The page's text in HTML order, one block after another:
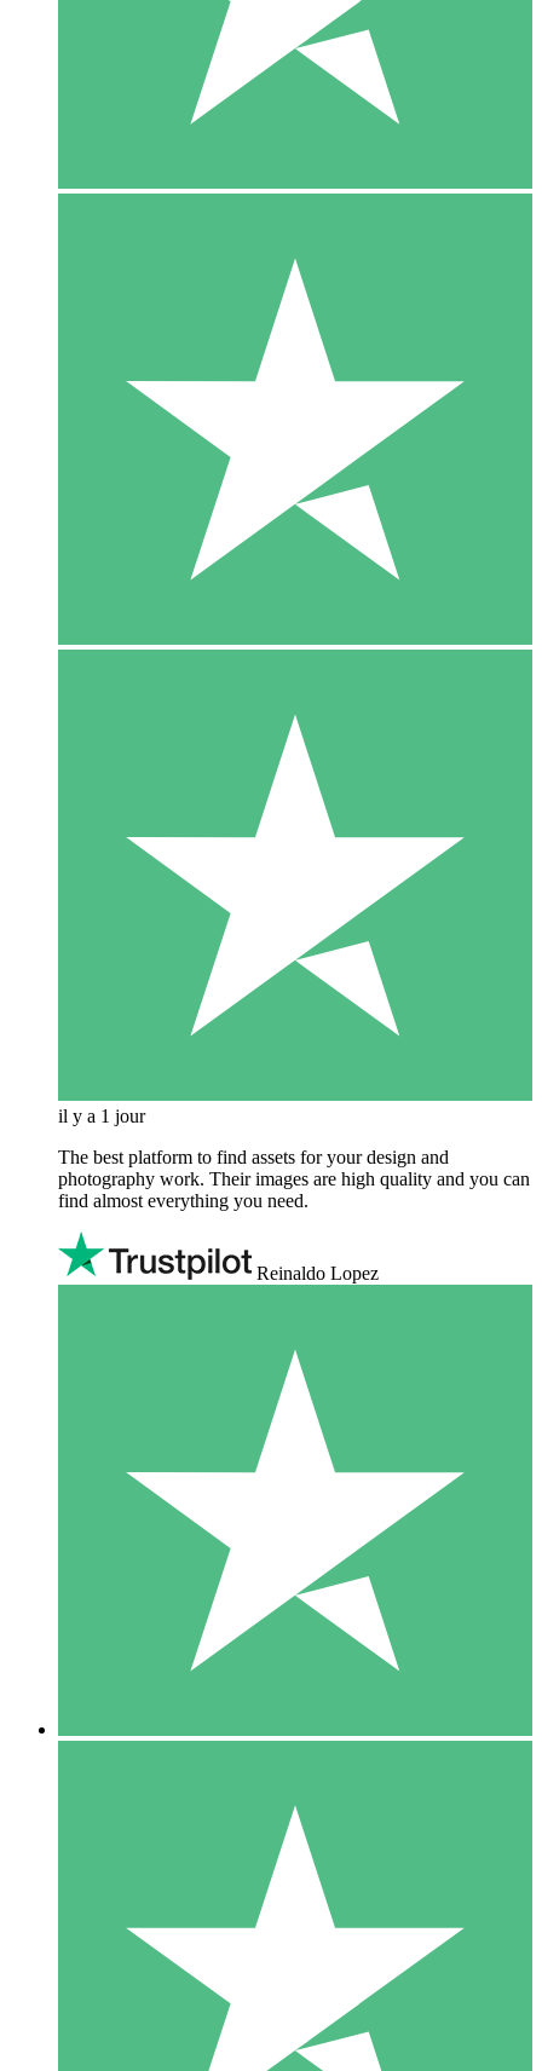
il y a 1 jour
The best platform to find assets for your design and
photography work. Their images are high quality and you can
find almost everything you need.
Reinaldo Lopez